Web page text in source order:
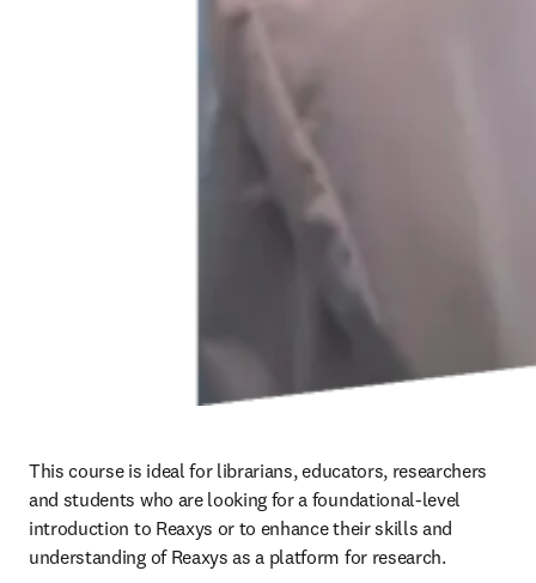
This course is ideal for librarians, educators, researchers
and students who are looking for a foundational-level
introduction to Reaxys or to enhance their skills and
understanding of Reaxys as a platform for research.